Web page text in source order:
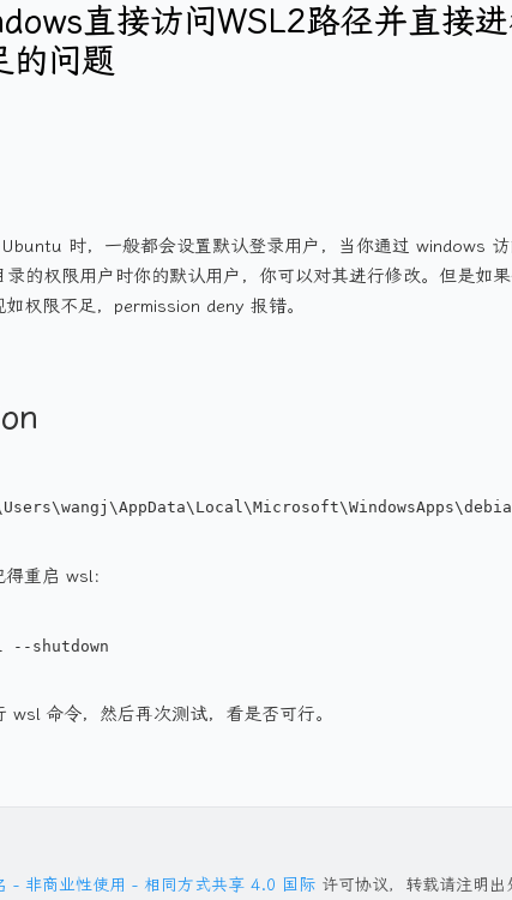
直接访问WSL2路径并直接
的问题
时，一般都会设置默认登录用户，当你通过 windows
的权限用户时你的默认用户，你可以对其进行修改。但是如
权限不足，permission deny 报错。
重启 wsl：
--shutdown
wsl 命令，然后再次测试，看是否可行。
- 非商业性使用 - 相同方式共享 4.0 国际 许可协议，转载请注明出